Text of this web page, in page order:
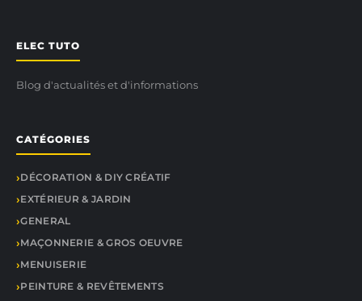
ELEC TUTO
Blog d'actualités et d'informations
CATÉGORIES
DÉCORATION & DIY CRÉATIF
EXTÉRIEUR & JARDIN
GENERAL
MAÇONNERIE & GROS OEUVRE
MENUISERIE
PEINTURE & REVÊTEMENTS